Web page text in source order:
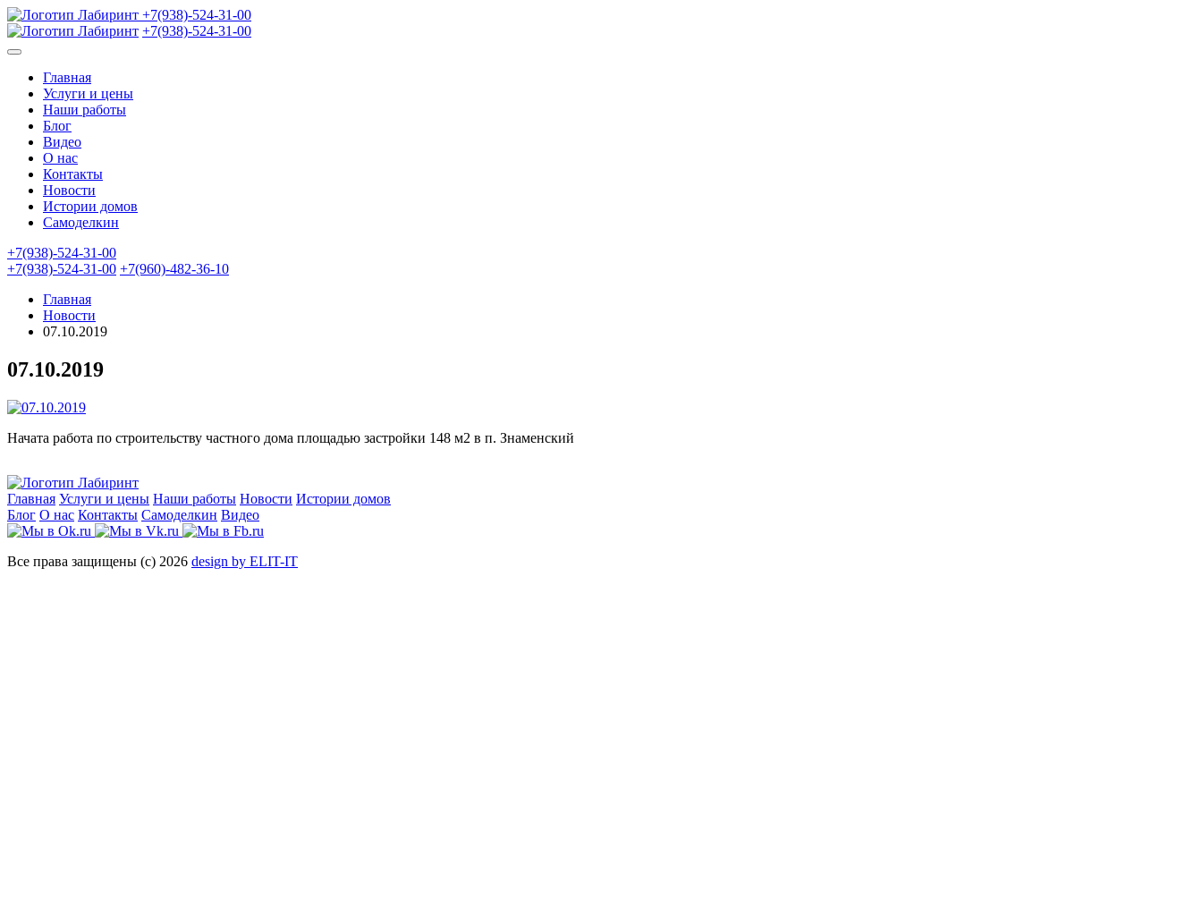
+7(938)-524-31-00
+7(938)-524-31-00
Главная
Услуги и цены
Наши работы
Блог
Видео
О нас
Контакты
Новости
Истории домов
Самоделкин
+7(938)-524-31-00
+7(938)-524-31-00 +7(960)-482-36-10
Главная
Новости
07.10.2019
07.10.2019
Начата работа по строительству частного дома площадью застройки 148 м2 в п. Знаменский
Главная Услуги и цены Наши работы Новости Истории домов
Блог О нас Контакты Самоделкин Видео
Все права защищены (с) 2026 design by ELIT-IT